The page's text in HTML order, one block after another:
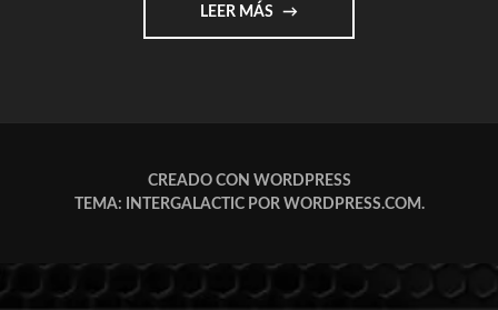
LEER MÁS "FOTOS
CONCIERTO
CREADO CON WORDPRESS
TEMA: INTERGALACTIC POR WORDPRESS.COM.